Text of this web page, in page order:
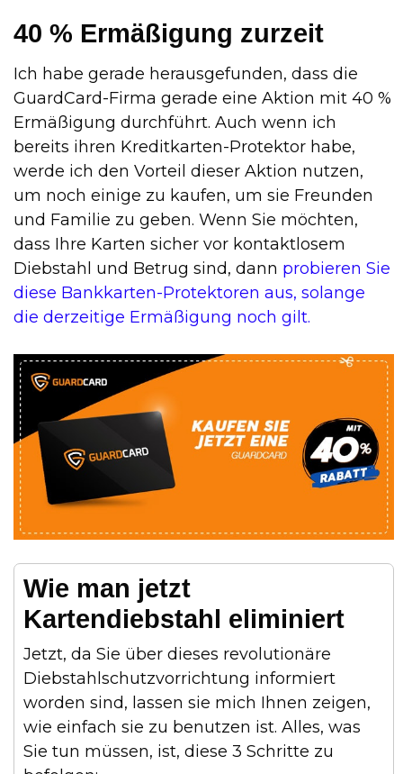
40 % Ermäßigung zurzeit
Ich habe gerade herausgefunden, dass die
GuardCard-Firma gerade eine Aktion mit 40 %
Ermäßigung durchführt. Auch wenn ich
bereits ihren Kreditkarten-Protektor habe,
werde ich den Vorteil dieser Aktion nutzen,
um noch einige zu kaufen, um sie Freunden
und Familie zu geben. Wenn Sie möchten,
dass Ihre Karten sicher vor kontaktlosem
Diebstahl und Betrug sind, dann probieren Sie
diese Bankkarten-Protektoren aus, solange
die derzeitige Ermäßigung noch gilt.
Wie man jetzt
Kartendiebstahl eliminiert
Jetzt, da Sie über dieses revolutionäre
Diebstahlschutzvorrichtung informiert
worden sind, lassen sie mich Ihnen zeigen,
wie einfach sie zu benutzen ist. Alles, was
Sie tun müssen, ist, diese 3 Schritte zu